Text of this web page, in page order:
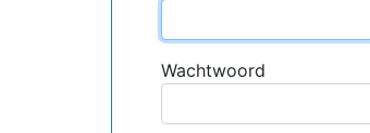
Wachtwoord